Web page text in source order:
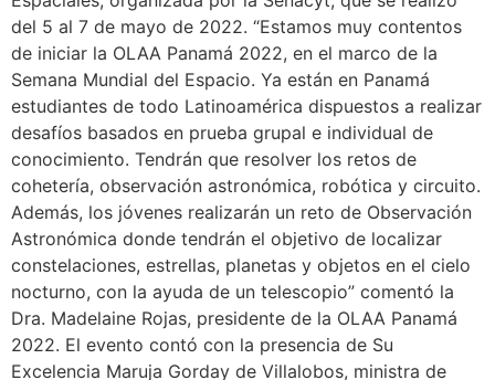
del 5 al 7 de mayo de 2022. “Estamos muy contentos
de iniciar la OLAA Panamá 2022, en el marco de la
Semana Mundial del Espacio. Ya están en Panamá
estudiantes de todo Latinoamérica dispuestos a realizar
desafíos basados en prueba grupal e individual de
conocimiento. Tendrán que resolver los retos de
cohetería, observación astronómica, robótica y circuito.
Además, los jóvenes realizarán un reto de Observación
Astronómica donde tendrán el objetivo de localizar
constelaciones, estrellas, planetas y objetos en el cielo
nocturno, con la ayuda de un telescopio” comentó la
Dra. Madelaine Rojas, presidente de la OLAA Panamá
2022. El evento contó con la presencia de Su
Excelencia Maruja Gorday de Villalobos, ministra de